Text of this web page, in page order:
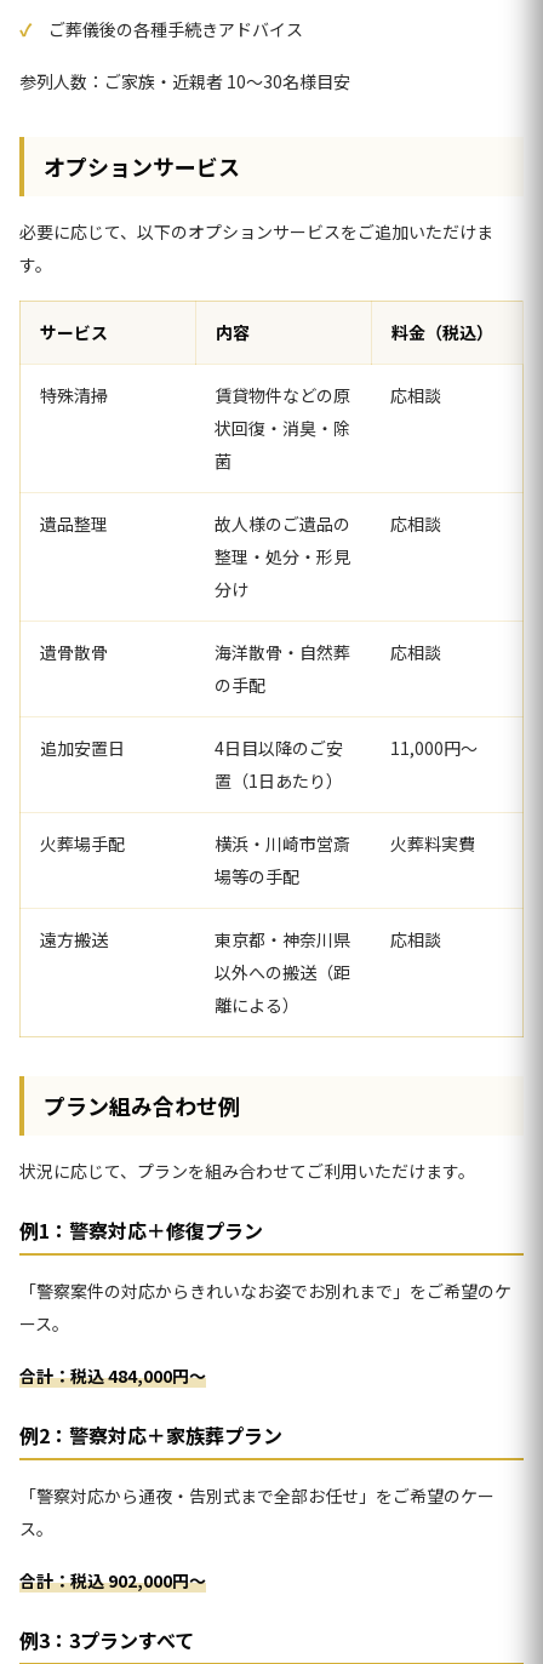
ご葬儀後の各種手続きアドバイス
参列人数：ご家族・近親者 10〜30名様目安
オプションサービス
必要に応じて、以下のオプションサービスをご追加いただけま
す。
サービス 内容 料金（税込）
特殊清掃
賃貸物件などの原
状回復・消臭・除
菌
応相談
遺品整理
故人様のご遺品の
整理・処分・形見
分け
応相談
遺骨散骨
海洋散骨・自然葬
の手配
応相談
追加安置日
4日目以降のご安
置（1日あたり）
11,000円〜
火葬場手配
横浜・川崎市営斎
場等の手配
火葬料実費
遠方搬送
東京都・神奈川県
以外への搬送（距
離による）
応相談
プラン組み合わせ例
状況に応じて、プランを組み合わせてご利用いただけます。
例1：警察対応＋修復プラン
「警察案件の対応からきれいなお姿でお別れまで」をご希望のケ
ース。
合計：税込 484,000円〜
例2：警察対応＋家族葬プラン
「警察対応から通夜・告別式まで全部お任せ」をご希望のケー
ス。
合計：税込 902,000円〜
例3：3プランすべて